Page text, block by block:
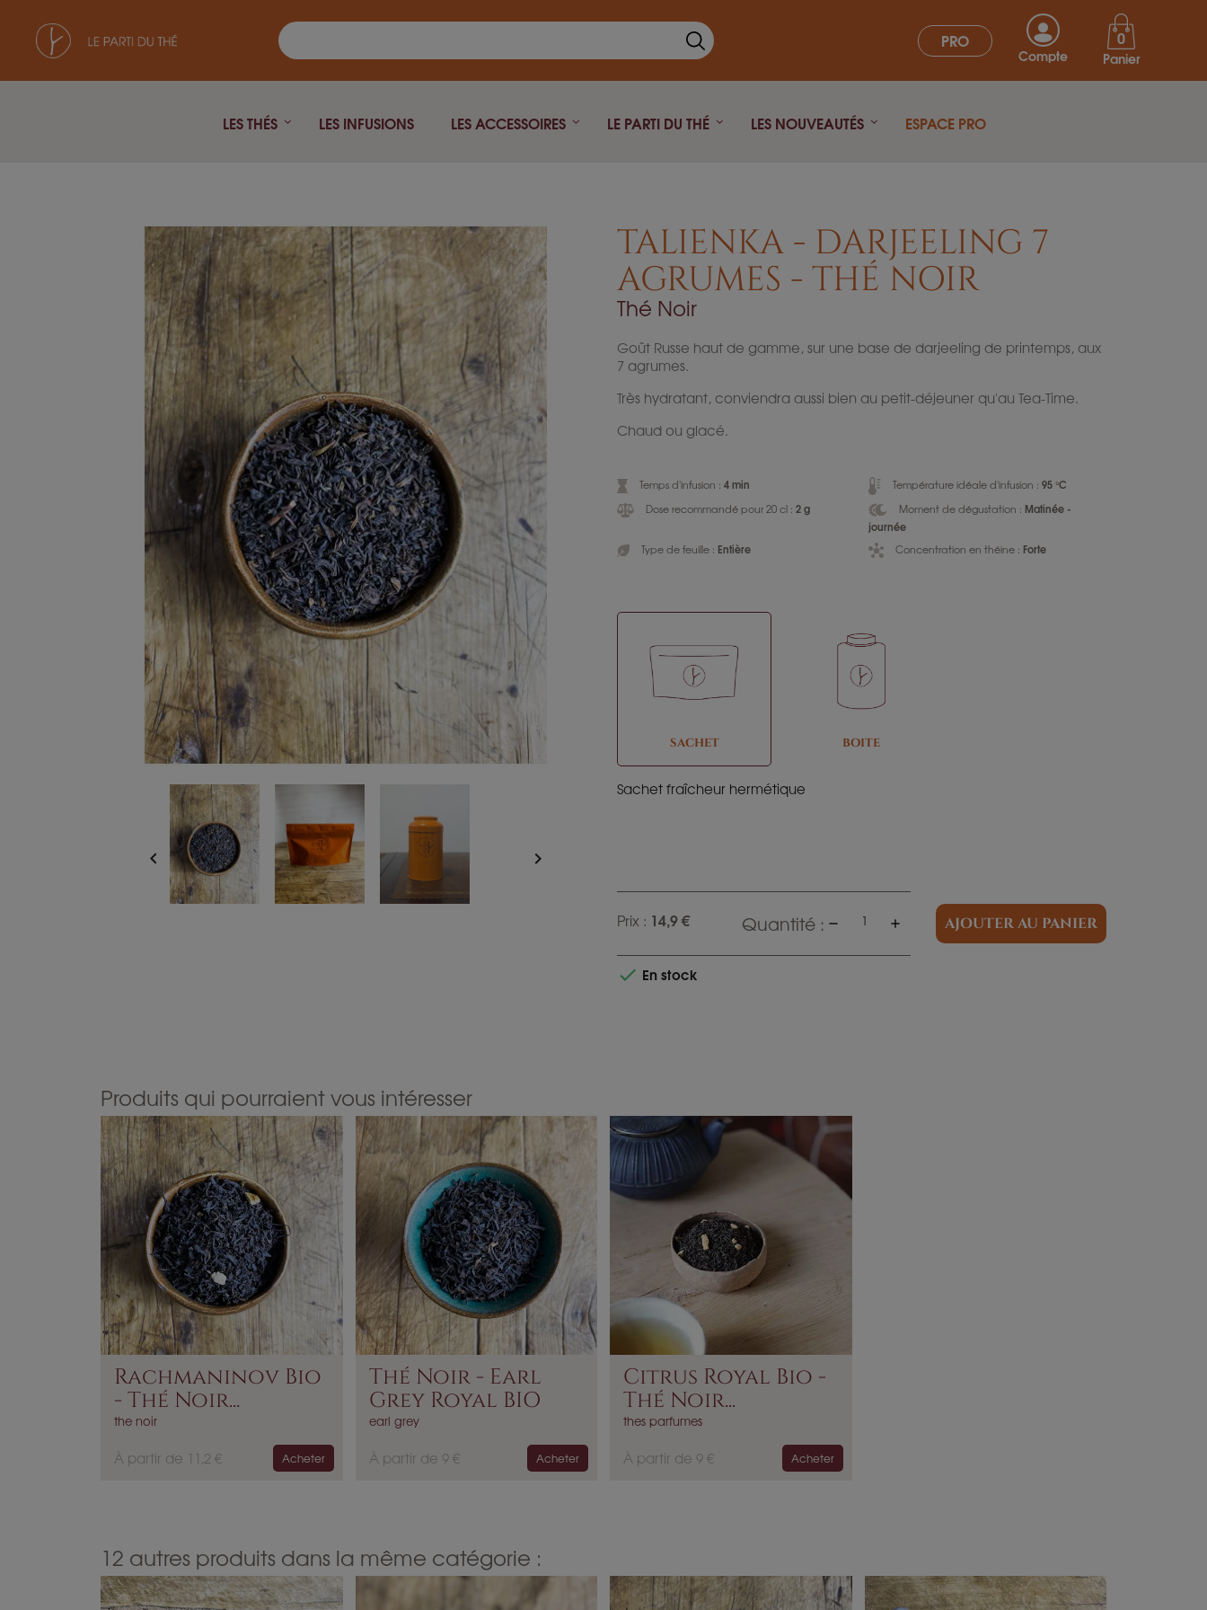
PRO
Compte Panier
0
LES THÉS
Thé vert
Thé blanc
Rooibos
Pu Erh
Oolong
Infusion
Thé fumé
Thé Parfumé
LES INFUSIONS LES ACCESSOIRES
Théière isotherme
Théière Japonaise
LE PARTI DU THÉ LES NOUVEAUTÉS ESPACE PRO
 
TALIENKA - DARJEELING 7
AGRUMES - THÉ NOIR
Thé Noir
Goût Russe haut de gamme, sur une base de darjeeling de printemps, aux
7 agrumes.
Très hydratant, conviendra aussi bien au petit-déjeuner qu'au Tea-Time.
Chaud ou glacé.
Temps d'infusion : 4 min Température idéale d'infusion : 95 °C
Dose recommandé pour 20 cl : 2 g Moment de dégustation : Matinée -
journée
Type de feuille : Entière Concentration en théine : Forte
SACHET BOITE
Sachet fraîcheur hermétique
Prix : 14,9 € Quantité : AJOUTER AU PANIER
 En stock
Produits qui pourraient vous intéresser
Rachmaninov Bio
- Thé Noir...
the noir
P
À partir de 11,2 € Acheter
Thé Noir - Earl
Grey Royal BIO
earl grey
P
À partir de 9 € Acheter
Citrus Royal Bio -
Thé Noir...
thes parfumes
P
À partir de 9 € Acheter
12 autres produits dans la même catégorie :